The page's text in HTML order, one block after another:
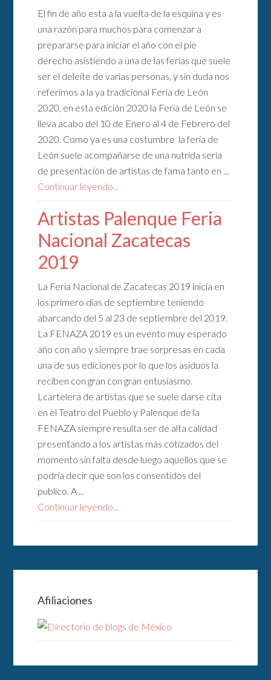
El fin de año esta a la vuelta de la esquina y es
una razón para muchos para comenzar a
prepararse para iniciar el año con el pie
derecho asistiendo a una de las ferias que suele
ser el deleite de varias personas, y sin duda nos
referimos a la ya tradicional Feria de León
2020, en esta edición 2020 la Feria de León se
lleva acabo del 10 de Enero al 4 de Febrero del
2020. Como ya es una costumbre la feria de
León suele acompañarse de una nutrida seria
de presentación de artistas de fama tanto en ...
Continuar leyendo...
Artistas Palenque Feria
Nacional Zacatecas
2019
La Feria Nacional de Zacatecas 2019 inicia en
los primero días de septiembre teniendo
abarcando del 5 al 23 de septiembre del 2019.
La FENAZA 2019 es un evento muy esperado
año con año y siempre trae sorpresas en cada
una de sus ediciones por lo que los asiduos la
reciben con gran con gran entusiasmo.
Lcartelera de artistas que se suele darse cita
en el Teatro del Pueblo y Palenque de la
FENAZA siempre resulta ser de alta calidad
presentando a los artistas más cotizados del
momento sin falta desde luego aquellos que se
podría decir que son los consentidos del
publico. A ...
Continuar leyendo...
Afiliaciones